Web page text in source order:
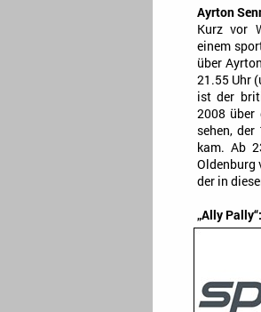
Ayrton
Kurz vor
einem
über
21.55 Uhr
ist der
2008 über
sehen,
kam. Ab
Oldenburg
der in
„Ally